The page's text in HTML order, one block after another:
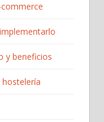
y beneficios